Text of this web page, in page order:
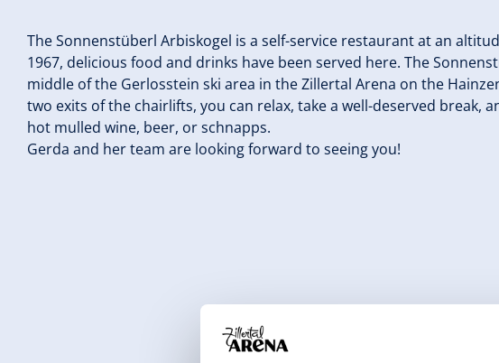
The Sonnenstüberl Arbiskogel is a self-service restaurant at an
1967, delicious food and drinks have been served here. The
middle of the Gerlosstein ski area in the Zillertal Arena on the
two exits of the chairlifts, you can relax, take a well-deserved break,
hot mulled wine, beer, or schnapps.
Gerda and her team are looking forward to seeing you!